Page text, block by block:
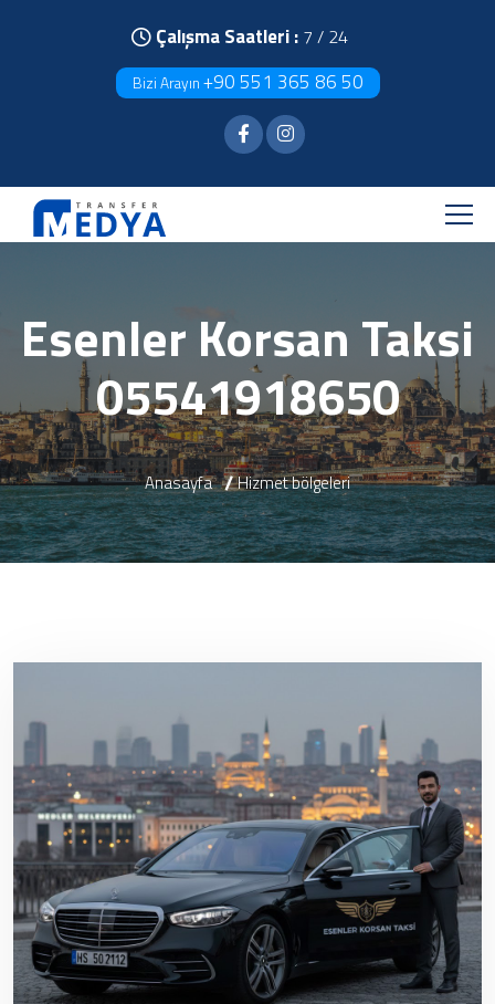
Çalışma Saatleri : 7 / 24
Bizi Arayın +90 551 365 86 50
Esenler Korsan Taksi
05541918650
Anasayfa Hizmet bölgeleri